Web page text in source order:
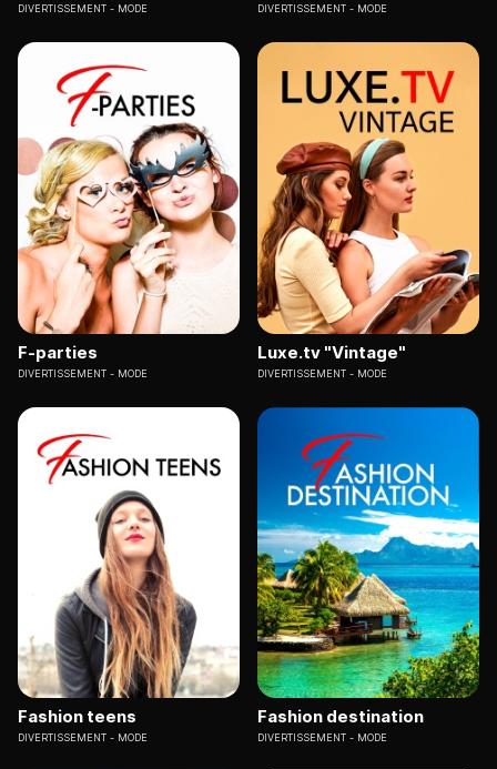
DIVERTISSEMENT MODE DIVERTISSEMENT MODE
F-parties
DIVERTISSEMENT MODE
Luxe.tv "Vintage"
DIVERTISSEMENT MODE
Fashion teens
DIVERTISSEMENT MODE
Fashion destination
DIVERTISSEMENT MODE